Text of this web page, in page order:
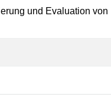
und Evaluation von